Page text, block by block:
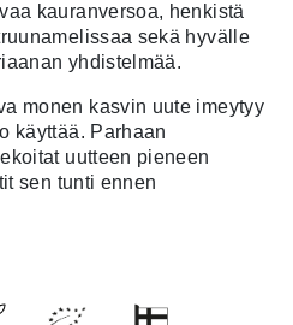
kauranversoa, henkistä
sekä hyvälle
yhdistelmää.
monen kasvin uute imeytyy
käyttää. Parhaan
uutteen pieneen
sen tunti ennen